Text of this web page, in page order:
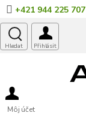
Prejsť
na
obsah
+421 944 225 707
Môj účet